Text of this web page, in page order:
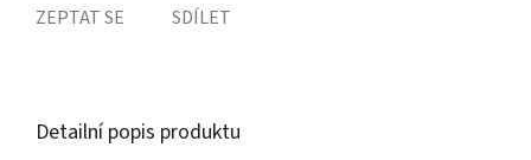
ZEPTAT SE SDÍLET
Detailní popis produktu